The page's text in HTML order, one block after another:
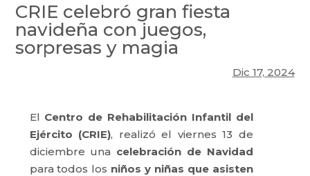
CRIE celebró gran fiesta
navideña con juegos,
sorpresas y magia
Dic 17, 2024
El Centro de Rehabilitación Infantil del
Ejército (CRIE), realizó el viernes 13 de
diciembre una celebración de Navidad
para todos los niños y niñas que asisten